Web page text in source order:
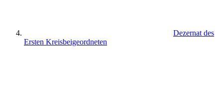
Dezernat des
Ersten Kreisbeigeordneten